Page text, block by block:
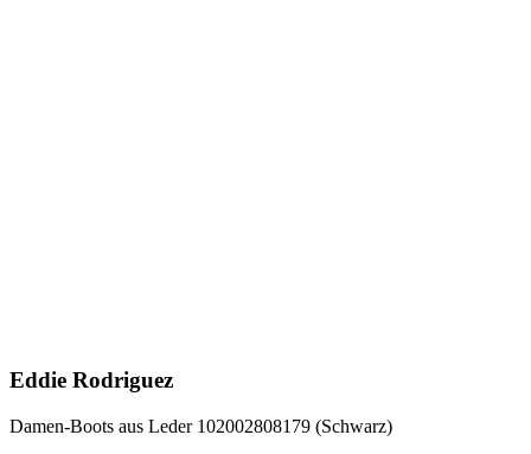
Eddie Rodriguez
Damen-Boots aus Leder 102002808179 (Schwarz)